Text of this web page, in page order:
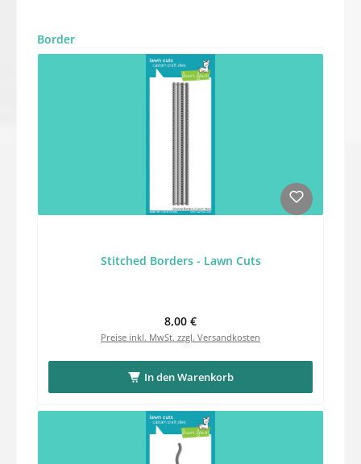
Produktgalerie überspringen
Border
Stitched Borders - Lawn Cuts
Regulärer Preis:
8,00 €
Preise inkl. MwSt. zzgl. Versandkosten
In den Warenkorb